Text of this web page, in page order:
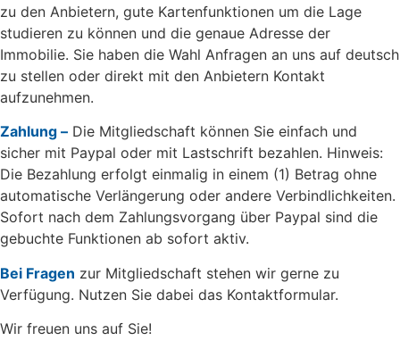
zu den Anbietern, gute Kartenfunktionen um die Lage
studieren zu können und die genaue Adresse der
Immobilie. Sie haben die Wahl Anfragen an uns auf deutsch
zu stellen oder direkt mit den Anbietern Kontakt
aufzunehmen.
Zahlung – Die Mitgliedschaft können Sie einfach und
sicher mit Paypal oder mit Lastschrift bezahlen. Hinweis:
Die Bezahlung erfolgt einmalig in einem (1) Betrag ohne
automatische Verlängerung oder andere Verbindlichkeiten.
Sofort nach dem Zahlungsvorgang über Paypal sind die
gebuchte Funktionen ab sofort aktiv.
Bei Fragen zur Mitgliedschaft stehen wir gerne zu
Verfügung. Nutzen Sie dabei das Kontaktformular.
Wir freuen uns auf Sie!